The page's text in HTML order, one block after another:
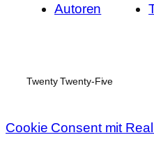
Autoren
Twenty Twenty-Five
Cookie Consent mit